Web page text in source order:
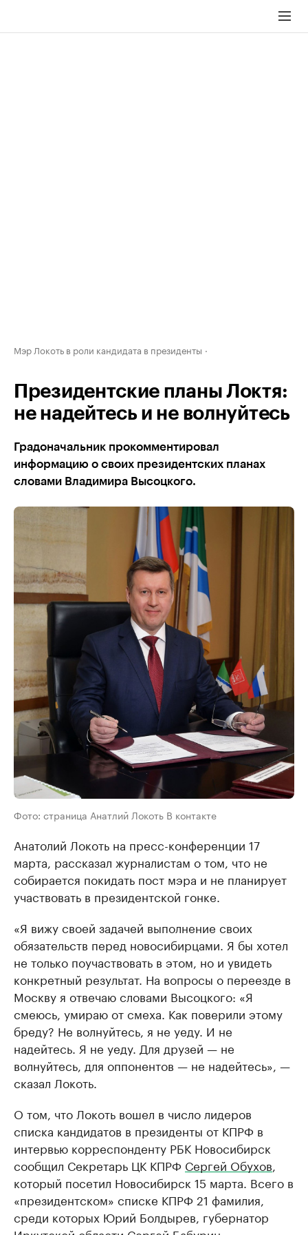
Мэр Локоть в роли кандидата в президенты
Президентские планы Локтя:
не надейтесь и не волнуйтесь
Градоначальник прокомментировал
информацию о своих президентских планах
словами Владимира Высоцкого.
Фото: страница Анатлий Локоть В контакте
Анатолий Локоть на пресс-конференции 17
марта, рассказал журналистам о том, что не
собирается покидать пост мэра и не планирует
участвовать в президентской гонке.
«Я вижу своей задачей выполнение своих
обязательств перед новосибирцами. Я бы хотел
не только поучаствовать в этом, но и увидеть
конкретный результат. На вопросы о переезде в
Москву я отвечаю словами Высоцкого: «Я
смеюсь, умираю от смеха. Как поверили этому
бреду? Не волнуйтесь, я не уеду. И не
надейтесь. Я не уеду. Для друзей — не
волнуйтесь, для оппонентов — не надейтесь», —
сказал Локоть.
О том, что Локоть вошел в число лидеров
списка кандидатов в президенты от КПРФ в
интервью корреспонденту РБК Новосибирск
сообщил Секретарь ЦК КПРФ Сергей Обухов,
который посетил Новосибирск 15 марта. Всего в
«президентском» списке КПРФ 21 фамилия,
среди которых Юрий Болдырев, губернатор